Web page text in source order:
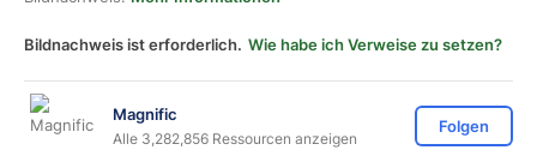
Bildnachweis ist erforderlich. Wie habe ich Verweise zu setzen?
Magnific
Alle 3,282,856 Ressourcen anzeigen
Folgen